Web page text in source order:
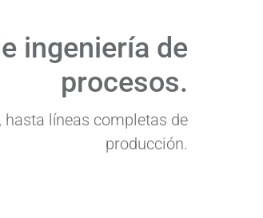
ingeniería de
procesos.
líneas completas de
producción.